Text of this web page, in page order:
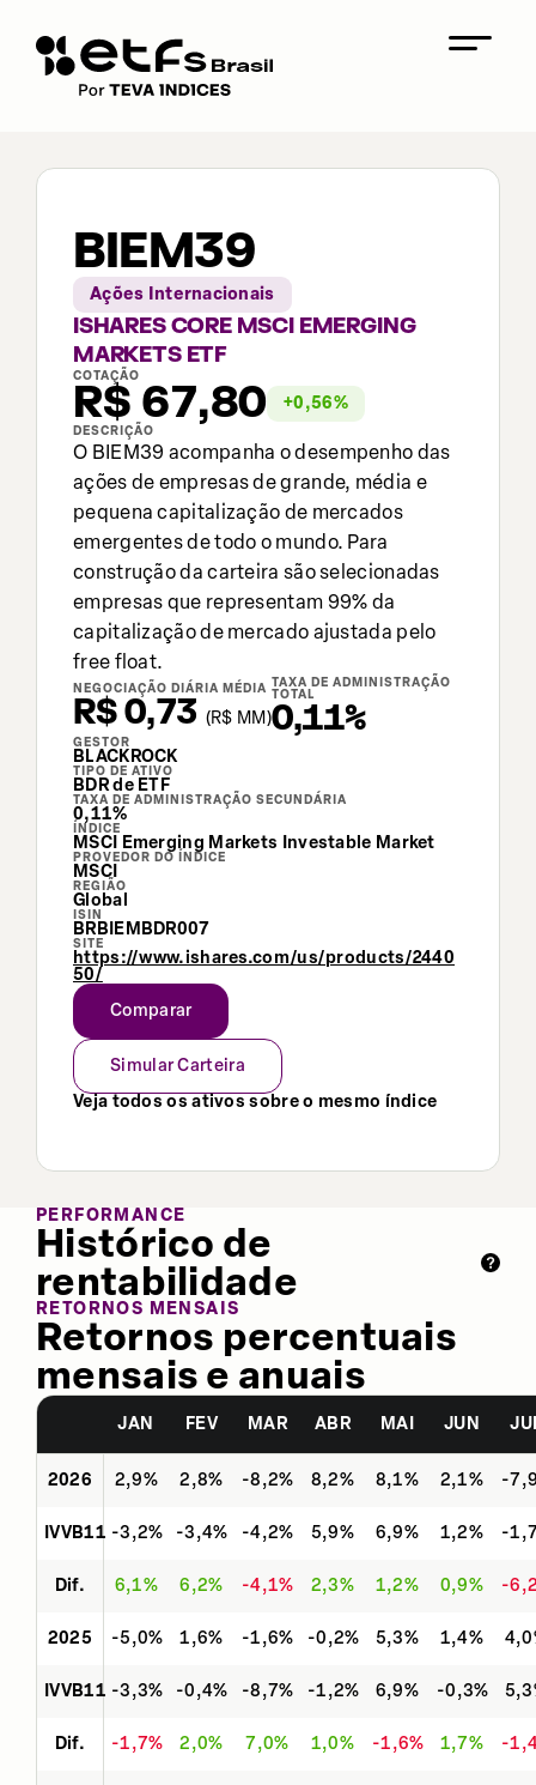
BIEM39
Ações Internacionais
ISHARES CORE MSCI EMERGING
MARKETS ETF
COTAÇÃO
R$ 67,80 +0,56%
DESCRIÇÃO
O BIEM39 acompanha o desempenho das
ações de empresas de grande, média e
pequena capitalização de mercados
emergentes de todo o mundo. Para
construção da carteira são selecionadas
empresas que representam 99% da
capitalização de mercado ajustada pelo
free float.
NEGOCIAÇÃO DIÁRIA MÉDIA
R$ 0,73 (R$ MM)
TAXA DE ADMINISTRAÇÃO
TOTAL
0,11%
GESTOR
BLACKROCK
TIPO DE ATIVO
BDR de ETF
TAXA DE ADMINISTRAÇÃO SECUNDÁRIA
0,11%
ÍNDICE
MSCI Emerging Markets Investable Market
PROVEDOR DO ÍNDICE
MSCI
REGIÃO
Global
ISIN
BRBIEMBDR007
SITE
https://www.ishares.com/us/products/2440
50/
Comparar
Simular Carteira
Veja todos os ativos sobre o mesmo índice
PERFORMANCE
Histórico de
rentabilidade
RETORNOS MENSAIS
Retornos percentuais
mensais e anuais
JAN FEV MAR ABR MAI JUN
2026 2,9% 2,8% -8,2% 8,2% 8,1% 2,1% -
IVVB11 -3,2% -3,4% -4,2% 5,9% 6,9% 1,2% -
Dif. 6,1% 6,2% -4,1% 2,3% 1,2% 0,9% -
2025 -5,0% 1,6% -1,6% -0,2% 5,3% 1,4%
IVVB11 -3,3% -0,4% -8,7% -1,2% 6,9% -0,3%
Dif. -1,7% 2,0% 7,0% 1,0% -1,6% 1,7% -